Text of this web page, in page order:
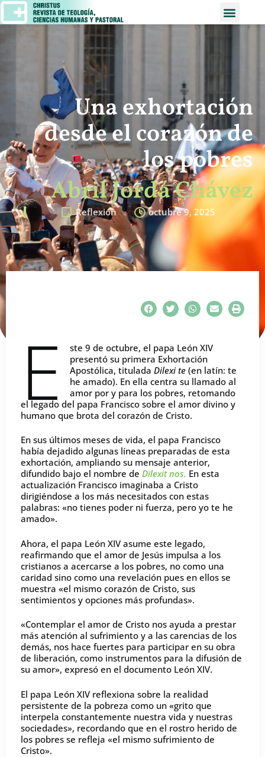
Una exhortación
desde el corazón de
los pobres
Abril Jordá Chávez
Reflexión octubre 9, 2025
E
ste 9 de octubre, el papa León XIV
presentó su primera Exhortación
Apostólica, titulada Dilexi te(en latín: te
he amado). En ella centra su llamado al
amor por y para los pobres, retomando
el legado del papa Francisco sobre el amor divino y
humano que brota del corazón de Cristo.
En sus últimos meses de vida, el papa Francisco
había dejadido algunas líneas preparadas de esta
exhortación, ampliando su mensaje anterior,
difundido bajo el nombre de Dilexit nos. En esta
actualización Francisco imaginaba a Cristo
dirigiéndose a los más necesitados con estas
palabras: «no tienes poder ni fuerza, pero yo te he
amado».
Ahora, el papa León XIV asume este legado,
reafirmando que el amor de Jesús impulsa a los
cristianos a acercarse a los pobres, no como una
caridad sino como una revelación pues en ellos se
muestra «el mismo corazón de Cristo, sus
sentimientos y opciones más profundas».
«Contemplar el amor de Cristo nos ayuda a prestar
más atención al sufrimiento y a las carencias de los
demás, nos hace fuertes para participar en su obra
de liberación, como instrumentos para la difusión de
su amor», expresó en el documento León XIV.
El papa León XIV reflexiona sobre la realidad
persistente de la pobreza como un «grito que
interpela constantemente nuestra vida y nuestras
sociedades», recordando que en el rostro herido de
los pobres se refleja «el mismo sufrimiento de
Cristo».